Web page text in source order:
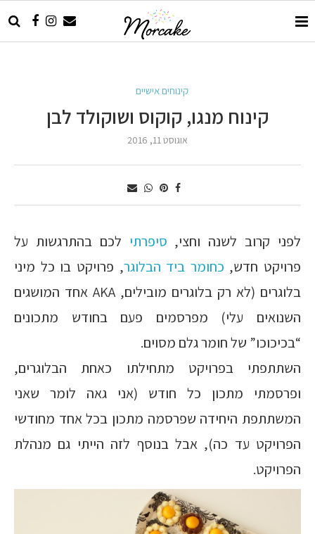
קינוחים אישיים
קינוח מנגו, קוקוס ושוקולד לבן
אוגוסט 11, 2016
לפני קרוב לשנה וחצי, סיפרתי לכם בהתרגשות על
פרויקט חדש, כחומר ביד הבלוגר, פרויקט בו כל מיני
בלוגרים (לא רק בלוגרים מובילים, AKA אחד המושגים
השנואים עלי) מפרסמים פעם בחודש מתכונים
“בכיכוכו” של חומר גלם מסוים.
השתתפתי בפרויקט מתחילתו כאחת הבלוגרים,
ופרסמתי מתכון כל חודש (אני גאה לומר שאני
המשתתפת היחידה שפרסמה מתכון בכל אחד מחודשי
הפרויקט עד כה), אבל בנוסף לזה הייתי גם מנהלת
הפרויקט.